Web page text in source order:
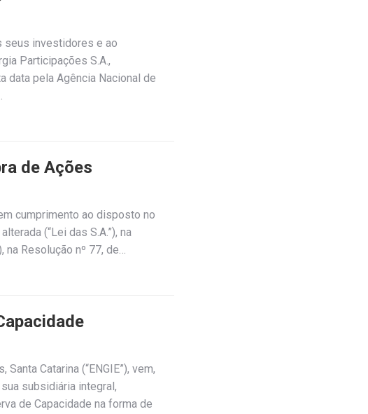
seus investidores e ao
Participações S.A.,
data pela Agência Nacional de
de Ações
em cumprimento ao disposto no
(“Lei das S.A.”), na
na Resolução nº 77, de…
Catarina (“ENGIE”), vem,
subsidiária integral,
de Capacidade na forma de